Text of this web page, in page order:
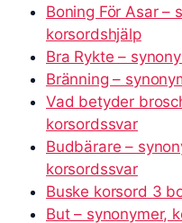
Boning För Asar –
korsordshjälp
Bra Rykte –
Bränning –
Vad betyder
korsordssvar
Budbärare –
korsordssvar
Buske korsord 3
But – synonymer,